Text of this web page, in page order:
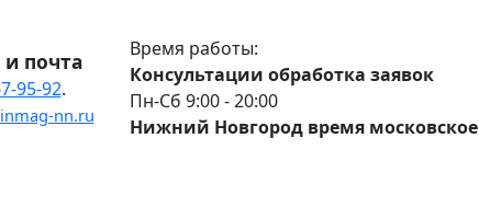
почта
95-92.
nn.ru
Время работы:
Консультации обработка заявок
Пн-Сб 9:00 - 20:00
Нижний Новгород время московское